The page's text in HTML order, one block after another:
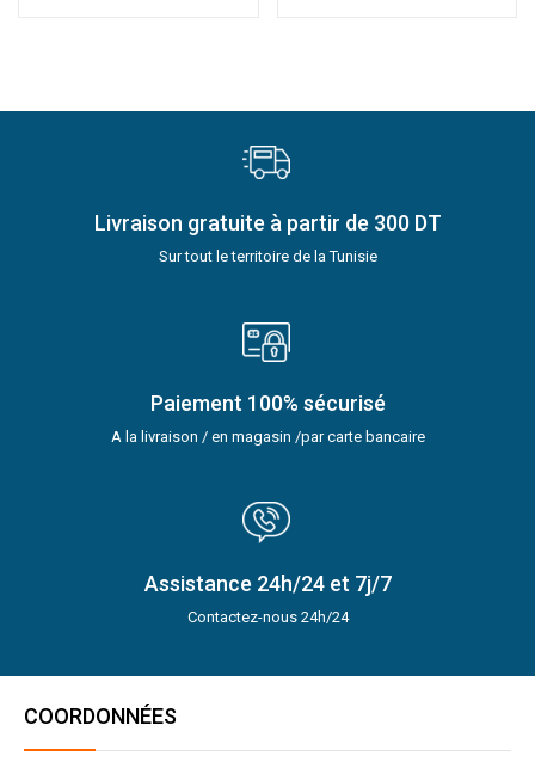
Livraison gratuite à partir de 300 DT
Sur tout le territoire de la Tunisie
Paiement 100% sécurisé
A la livraison / en magasin /par carte bancaire
Assistance 24h/24 et 7j/7
Contactez-nous 24h/24
COORDONNÉES